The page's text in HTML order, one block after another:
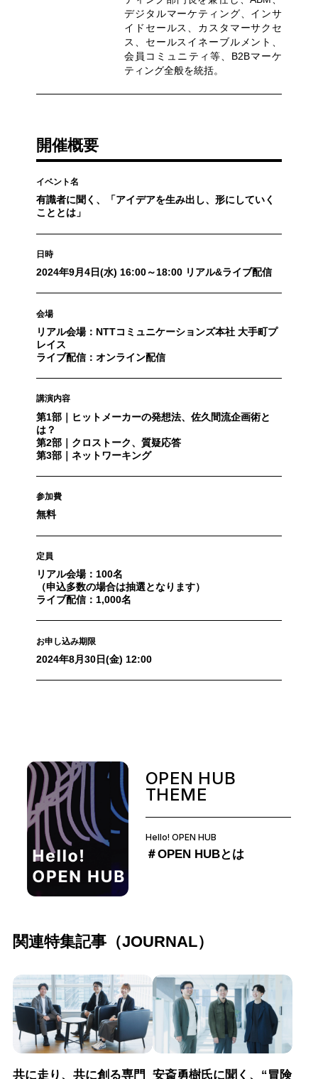
デジタルマーケティング、インサ
イドセールス、カスタマーサクセ
ス、セールスイネーブルメント、
会員コミュニティ等、B2Bマーケ
ティング全般を統括。
開催概要
イベント名
有識者に聞く、「アイデアを生み出し、形にしていく
こととは」
日時
2024年9月4日(水) 16:00～18:00 リアル&ライブ配信
会場
リアル会場：NTTコミュニケーションズ本社 大手町プ
レイス
ライブ配信：オンライン配信
講演内容
第1部｜ヒットメーカーの発想法、佐久間流企画術と
は？
第2部｜クロストーク、質疑応答
第3部｜ネットワーキング
参加費
無料
定員
リアル会場：100名
（申込多数の場合は抽選となります）
ライブ配信：1,000名
お申し込み期限
2024年8月30日(金) 12:00
OPEN HUB
THEME
Hello! OPEN HUB
＃OPEN HUBとは
関連特集記事（JOURNAL）
共に走り、共に創る専門
安斎勇樹氏に聞く、“冒険